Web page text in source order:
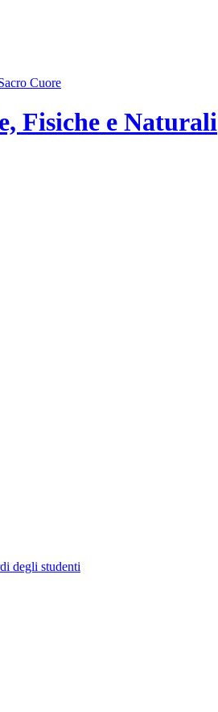
Fisiche e Naturali
degli studenti